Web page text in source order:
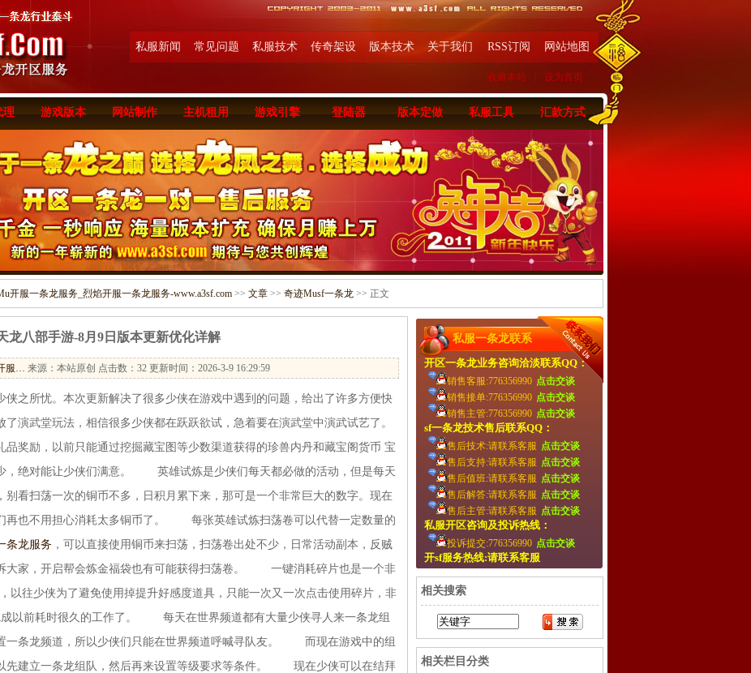
私服新闻 常见问题 私服技术 传奇架设 版本技术 关于我们 RSS订阅 网站地图
收藏本站 设为首页
理 游戏版本 网站制作 主机租用 游戏引擎 登陆器 版本定做 私服工具 汇款方式
开服一条龙服务_烈焰开服一条龙服务-www.a3sf.com >> 文章 >> 奇迹Musf一条龙 >> 正文
龙八部手游-8月9日版本更新优化详解
服… 来源：本站原创 点击数： 32 更新时间：2026-3-9 16:29:59
忧。本次更新解决了很多少侠在游戏中遇到的问题，给出了许多方便快
演武堂玩法，相信很多少侠都在跃跃欲试，急着要在演武堂中演武试艺了。
奖励，以前只能通过挖掘藏宝图等少数渠道获得的珍兽内丹和藏宝阁货币 宝
，绝对能让少侠们满意。 英雄试炼是少侠们每天都必做的活动，但是每天
别看扫荡一次的铜币不多，日积月累下来，那可是一个非常巨大的数字。现在
再也不用担心消耗太多铜币了。 每张英雄试炼扫荡卷可以代替一定数量的
条龙服务 ，可以直接使用铜币来扫荡，扫荡卷出处不少，日常活动副本，反贼
大家，开启帮会炼金福袋也有可能获得扫荡卷。 一键消耗碎片也是一个非
，以往少侠为了避免使用掉提升好感度道具，只能一次又一次点击使用碎片，非
成以前耗时很久的工作了。 每天在世界频道都有大量少侠寻人来一条龙组
一条龙频道，所以少侠们只能在世界频道呼喊寻队友。 而现在游戏中的组
先建立一条龙组队，然后再来设置等级要求等条件。 现在少侠可以在结拜
私服一条龙联系
开区一条龙业务咨询洽淡联系QQ：
销售客服:776356990 点击交谈
销售接单:776356990 点击交谈
销售主管:776356990 点击交谈
sf一条龙技术售后联系QQ：
售后技术:请联系客服 点击交谈
售后支持:请联系客服 点击交谈
售后值班:请联系客服 点击交谈
售后解答:请联系客服 点击交谈
售后主管:请联系客服 点击交谈
私服开区咨询及投诉热线：
投诉提交:776356990 点击交谈
开sf服务热线:请联系客服
相关搜索
相关栏目分类